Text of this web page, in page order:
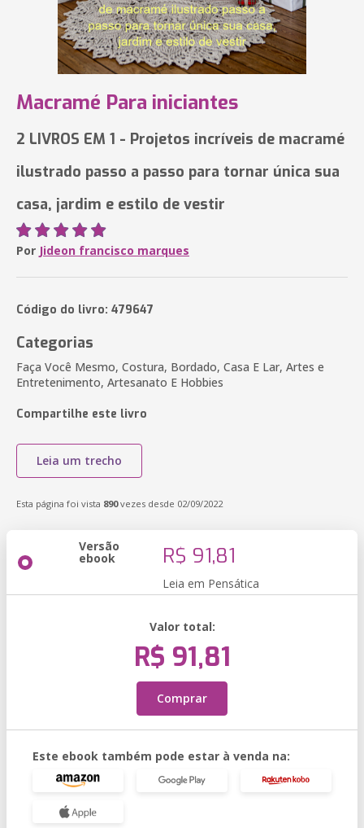
Macramé Para iniciantes
2 LIVROS EM 1 - Projetos incríveis de macramé
ilustrado passo a passo para tornar única sua
casa, jardim e estilo de vestir
Por Jideon francisco marques
Código do livro: 479647
Categorias
Faça Você Mesmo, Costura, Bordado, Casa E Lar, Artes e
Entretenimento, Artesanato E Hobbies
Compartilhe este livro
Leia um trecho
Esta página foi vista 890vezes desde 02/09/2022
Versão
ebook R$ 91,81
Leia em Pensática
Valor total:
R$ 91,81
Comprar
Este ebook também pode estar à venda na: